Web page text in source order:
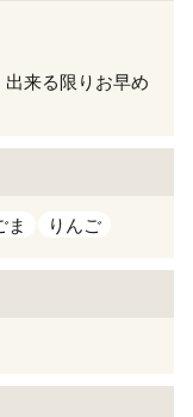
来る限りお早め
ま りんご